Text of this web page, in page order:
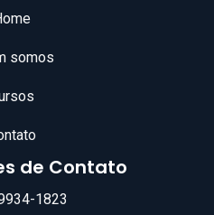
somos
de Contato
1823